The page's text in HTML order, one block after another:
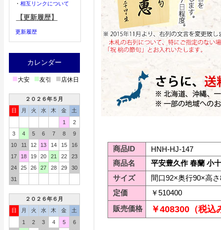
・ 相互リンクについて
【更新履歴】
更新履歴
カレンダー
■大安 ■友引 ■店休日
２０２６年５月
日
月 火 水 木 金
土
1
2
3
4 5 6 7 8
9
10
11 12 13 14 15
16
17
18 19 20 21 22
23
24
25 26 27 28 29
30
31
２０２６年６月
日
月 火 水 木 金
土
1
2 3 4 5
6
商品ID
HNH-HJ-147
商品名
平安豊久作 春蘭 小
サイズ
間口92×奥行90×高
定価
￥510400
販売価格
￥408300（税込